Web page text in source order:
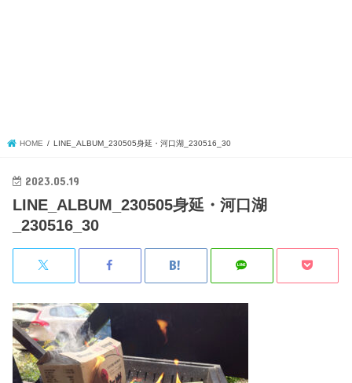
HOME LINE_ALBUM_230505身延・河口湖_230516_30
2023.05.19
LINE_ALBUM_230505身延・河口湖
_230516_30